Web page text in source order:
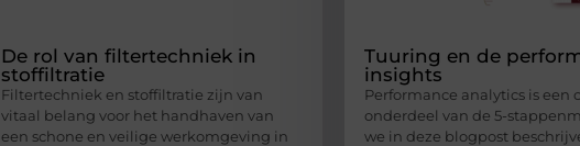
De rol van filtertechniek in
stoffiltratie
Filtertechniek en stoffiltratie zijn van
vitaal belang voor het handhaven van
een schone en veilige werkomgeving in
Tuuring en de
insights
Performance analytics is een
onderdeel van de 5-
we in deze blogpost